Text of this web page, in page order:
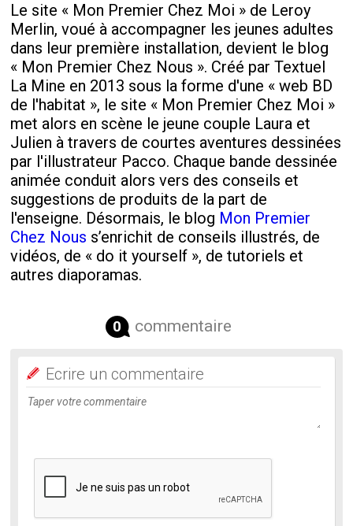
Le site « Mon Premier Chez Moi » de Leroy
Merlin, voué à accompagner les jeunes adultes
dans leur première installation, devient le blog
« Mon Premier Chez Nous ». Créé par Textuel
La Mine en 2013 sous la forme d'une « web BD
de l'habitat », le site « Mon Premier Chez Moi »
met alors en scène le jeune couple Laura et
Julien à travers de courtes aventures dessinées
par l'illustrateur Pacco. Chaque bande dessinée
animée conduit alors vers des conseils et
suggestions de produits de la part de
l'enseigne. Désormais, le blog Mon Premier
Chez Nous s’enrichit de conseils illustrés, de
vidéos, de « do it yourself », de tutoriels et
autres diaporamas.
0 commentaire
Ecrire un commentaire